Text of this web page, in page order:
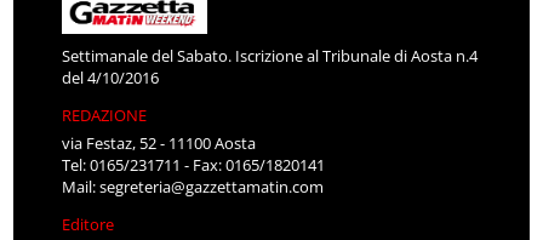
Settimanale del Sabato. Iscrizione al Tribunale di Aosta n.4
del 4/10/2016
REDAZIONE
via Festaz, 52 - 11100 Aosta
Tel: 0165/231711 - Fax: 0165/1820141
Mail:segreteria@gazzettamatin.com
Editore